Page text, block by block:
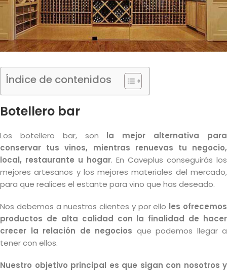
Índice de contenidos
Botellero bar
Los botellero bar, son la mejor alternativa para
conservar tus vinos, mientras renuevas tu negocio,
local, restaurante u hogar. En Caveplus conseguirás los
mejores artesanos y los mejores materiales del mercado,
para que realices el estante para vino que has deseado.
Nos debemos a nuestros clientes y por ello les ofrecemos
productos de alta calidad con la finalidad de hacer
crecer la relación de negocios que podemos llegar a
tener con ellos.
Nuestro objetivo principal es que sigan con nosotros y